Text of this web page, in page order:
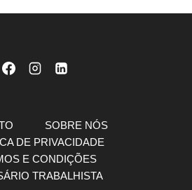
SOBRE NÓS
DE PRIVACIDADE
E CONDIÇÕES
TRABALHISTA